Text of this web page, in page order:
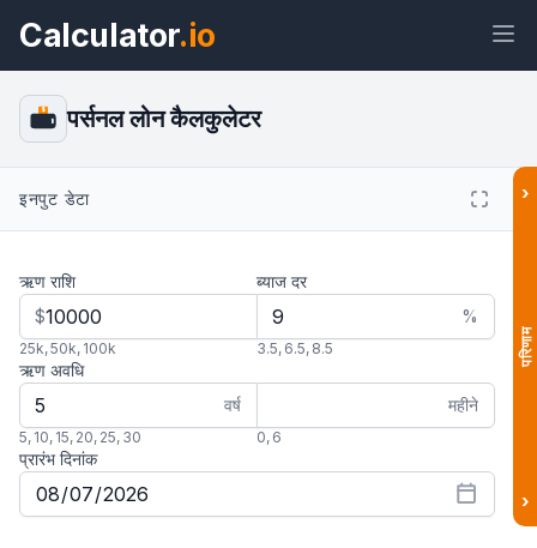
Calculator.io
पूर्वावलोकन पर्सनल लोन कैलकुलेटर विजेट
$ पर्सनल लोन कैलकुलेटर
इनपुट डेटा
ऋण राशि
$
25k,50k, 100k
ब्याज दर
%
3.5, 6.5, 8.5
ऋण अवधि
वर्ष
5, 10, 15, 20, 25, 30
महीने
0, 6
प्रारंभ दिनांक
›
परिणाम
›